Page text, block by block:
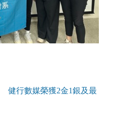
健行數媒榮獲2金1銀及最